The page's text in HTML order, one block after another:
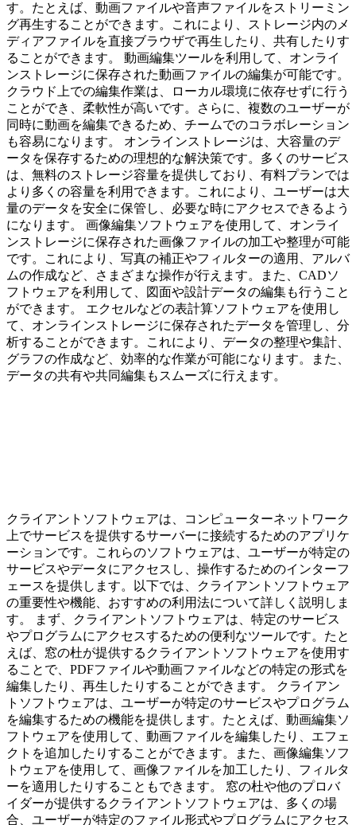
す。たとえば、動画ファイルや音声ファイルをストリーミン
グ再生することができます。これにより、ストレージ内のメ
ディアファイルを直接ブラウザで再生したり、共有したりす
ることができます。 動画編集ツールを利用して、オンライ
ンストレージに保存された動画ファイルの編集が可能です。
クラウド上での編集作業は、ローカル環境に依存せずに行う
ことができ、柔軟性が高いです。さらに、複数のユーザーが
同時に動画を編集できるため、チームでのコラボレーション
も容易になります。 オンラインストレージは、大容量のデ
ータを保存するための理想的な解決策です。多くのサービス
は、無料のストレージ容量を提供しており、有料プランでは
より多くの容量を利用できます。これにより、ユーザーは大
量のデータを安全に保管し、必要な時にアクセスできるよう
になります。 画像編集ソフトウェアを使用して、オンライ
ンストレージに保存された画像ファイルの加工や整理が可能
です。これにより、写真の補正やフィルターの適用、アルバ
ムの作成など、さまざまな操作が行えます。また、CADソ
フトウェアを利用して、図面や設計データの編集も行うこと
ができます。 エクセルなどの表計算ソフトウェアを使用し
て、オンラインストレージに保存されたデータを管理し、分
析することができます。これにより、データの整理や集計、
グラフの作成など、効率的な作業が可能になります。また、
データの共有や共同編集もスムーズに行えます。
クライアントソフトウェアは、コンピューターネットワーク
上でサービスを提供するサーバーに接続するためのアプリケ
ーションです。これらのソフトウェアは、ユーザーが特定の
サービスやデータにアクセスし、操作するためのインターフ
ェースを提供します。以下では、クライアントソフトウェア
の重要性や機能、おすすめの利用法について詳しく説明しま
す。 まず、クライアントソフトウェアは、特定のサービス
やプログラムにアクセスするための便利なツールです。たと
えば、窓の杜が提供するクライアントソフトウェアを使用す
ることで、PDFファイルや動画ファイルなどの特定の形式を
編集したり、再生したりすることができます。 クライアン
トソフトウェアは、ユーザーが特定のサービスやプログラム
を編集するための機能を提供します。たとえば、動画編集ソ
フトウェアを使用して、動画ファイルを編集したり、エフェ
クトを追加したりすることができます。また、画像編集ソフ
トウェアを使用して、画像ファイルを加工したり、フィルタ
ーを適用したりすることもできます。 窓の杜や他のプロバ
イダーが提供するクライアントソフトウェアは、多くの場
合、ユーザーが特定のファイル形式やプログラムにアクセス